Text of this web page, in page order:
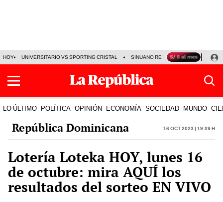
HOY UNIVERSITARIO VS SPORTING CRISTAL SINUANO RESULTADOS HOY
LO ÚLTIMO POLÍTICA OPINIÓN ECONOMÍA SOCIEDAD MUNDO
República Dominicana 16 Oct 2023 | 19:09 h
Lotería Loteka HOY, lunes 16
de octubre: mira AQUÍ los
resultados del sorteo EN VIVO